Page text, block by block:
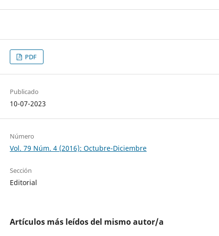
PDF
Publicado
10-07-2023
Número
Vol. 79 Núm. 4 (2016): Octubre-Diciembre
Sección
Editorial
Artículos más leídos del mismo autor/a